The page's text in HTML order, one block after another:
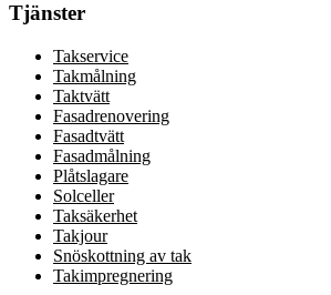
Tjänster
Takservice
Takmålning
Taktvätt
Fasadrenovering
Fasadtvätt
Fasadmålning
Plåtslagare
Solceller
Taksäkerhet
Takjour
Snöskottning av tak
Takimpregnering